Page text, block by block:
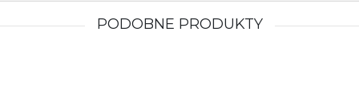
PODOBNE PRODUKTY